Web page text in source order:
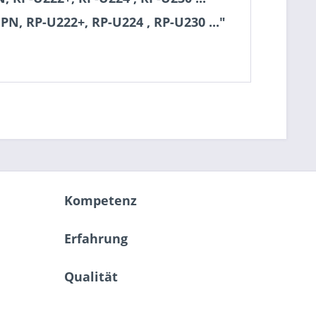
U222+, RP-U224 , RP-U230 ..."
Kompetenz
Erfahrung
Qualität